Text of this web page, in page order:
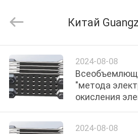
ДОМ
ПРОДУКТЫ
ВИДЕО
Developed
ECER
2024-08-08
"метода
окисления
2024-08-08